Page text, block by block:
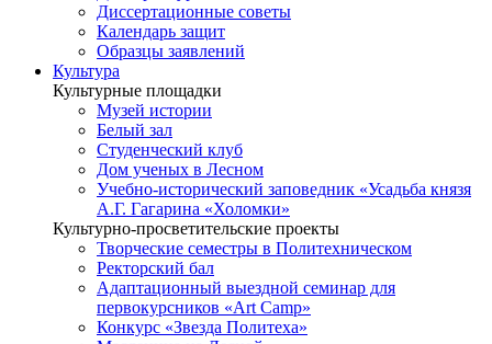
Диссертационные советы
Календарь защит
Образцы заявлений
Культура
Культурные площадки
Музей истории
Белый зал
Студенческий клуб
Дом ученых в Лесном
Учебно-исторический заповедник «Усадьба князя
А.Г. Гагарина «Холомки»
Культурно-просветительские проекты
Творческие семестры в Политехническом
Ректорский бал
Адаптационный выездной семинар для
первокурсников «Art Camp»
Конкурс «Звезда Политеха»